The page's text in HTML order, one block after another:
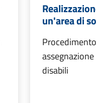
un'area di
disabili